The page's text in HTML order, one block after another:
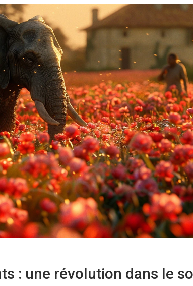
: une révolution dans le